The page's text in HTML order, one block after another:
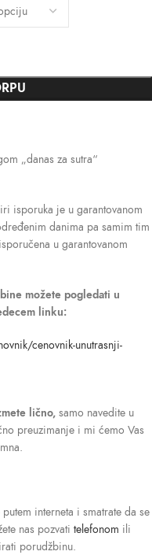
„danas za sutra“
isporuka je u garantovanom
danima pa samim tim
u garantovanom
možete pogledati u
linku:
cenovnik-unutrasnji-
lično, samo navedite u
preuzimanje i mi ćemo Vas
interneta i smatrate da se
nas pozvati telefonom ili
porudžbinu.